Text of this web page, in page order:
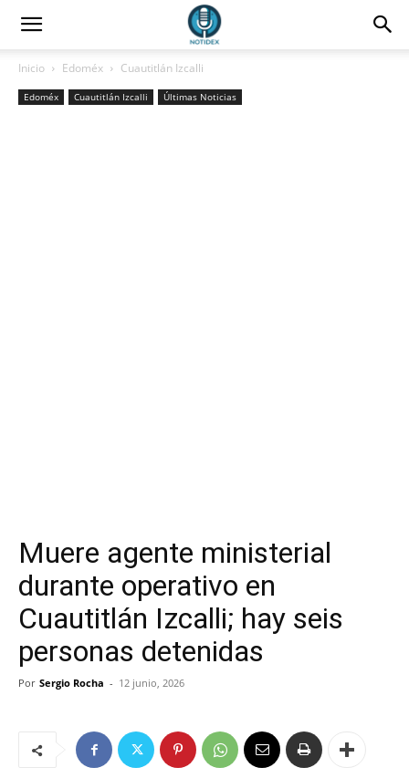
Inicio Edoméx Cuautitlán Izcalli
Edoméx Cuautitlán Izcalli Últimas Noticias
Muere agente ministerial
durante operativo en
Cuautitlán Izcalli; hay seis
personas detenidas
Por Sergio Rocha - 12 junio, 2026